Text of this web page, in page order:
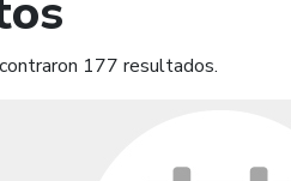
177 resultados.